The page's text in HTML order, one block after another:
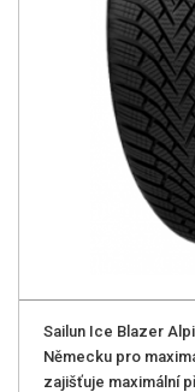
Sailun Ice Blazer
Německu pro
zajišťuje maximální